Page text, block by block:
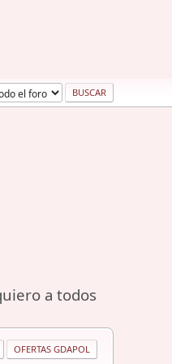
a todos
OFERTAS GDAPOL